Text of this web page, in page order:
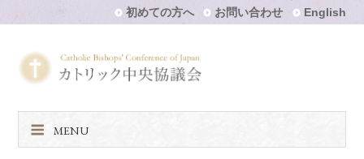
初めての方へ お問い合わせ English
MENU